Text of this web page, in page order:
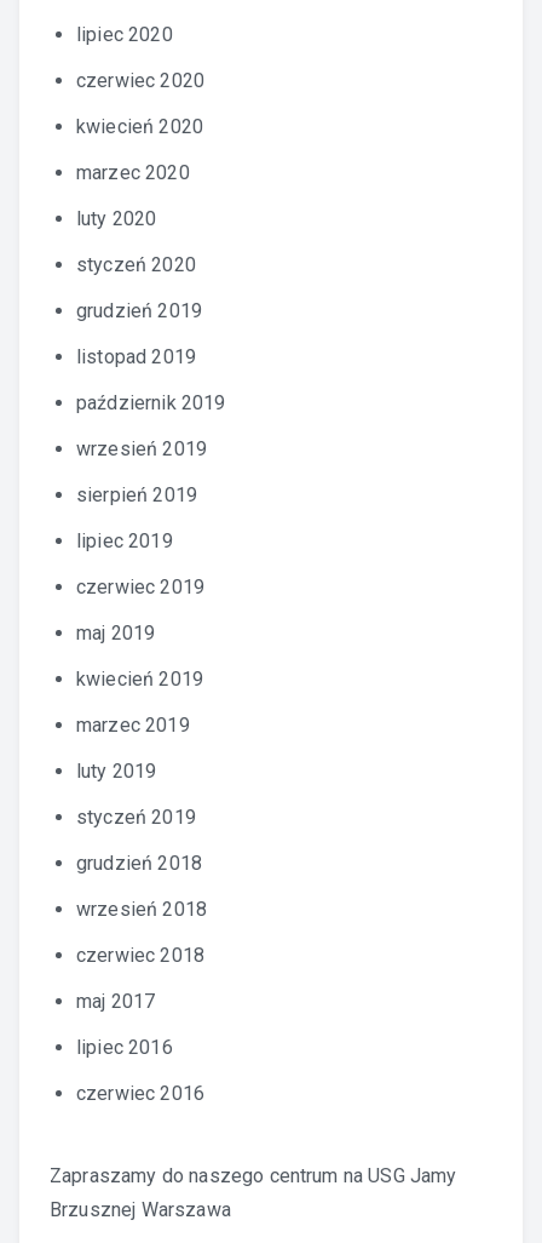
lipiec 2020
czerwiec 2020
kwiecień 2020
marzec 2020
luty 2020
styczeń 2020
grudzień 2019
listopad 2019
październik 2019
wrzesień 2019
sierpień 2019
lipiec 2019
czerwiec 2019
maj 2019
kwiecień 2019
marzec 2019
luty 2019
styczeń 2019
grudzień 2018
wrzesień 2018
czerwiec 2018
maj 2017
lipiec 2016
czerwiec 2016
Zapraszamy do naszego centrum naUSG Jamy
Brzusznej Warszawa